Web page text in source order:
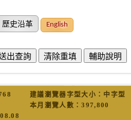
歷史沿革 English
建議瀏覽器字型大小：中字型
本月瀏覽人數：397,800